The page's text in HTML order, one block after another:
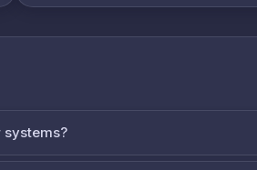
systems?